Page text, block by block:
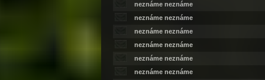
neznáme neznáme
neznáme neznáme
neznáme neznáme
neznáme neznáme
neznáme neznáme
neznáme neznáme